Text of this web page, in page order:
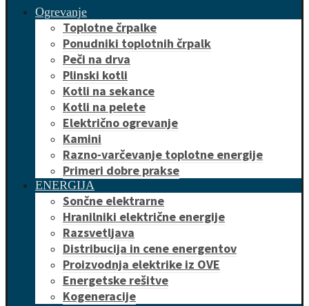
Ogrevanje
Toplotne črpalke
Ponudniki toplotnih črpalk
Peči na drva
Plinski kotli
Kotli na sekance
Kotli na pelete
Električno ogrevanje
Kamini
Razno-varčevanje toplotne energije
Primeri dobre prakse
ENERGIJA
Sončne elektrarne
Hranilniki električne energije
Razsvetljava
Distribucija in cene energentov
Proizvodnja elektrike iz OVE
Energetske rešitve
Kogeneracije